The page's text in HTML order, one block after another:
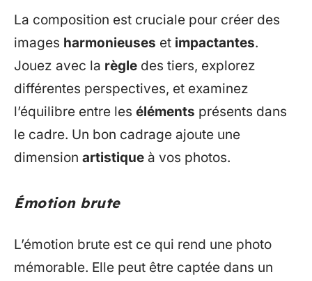
La composition est cruciale pour créer des
images harmonieuses et impactantes.
Jouez avec la règle des tiers, explorez
différentes perspectives, et examinez
l’équilibre entre les éléments présents dans
le cadre. Un bon cadrage ajoute une
dimension artistique à vos photos.
Émotion brute
L’émotion brute est ce qui rend une photo
mémorable. Elle peut être captée dans un